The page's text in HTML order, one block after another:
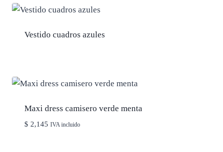
Vestido cuadros azules
Maxi dress camisero verde menta
$ 2,145 IVA incluido